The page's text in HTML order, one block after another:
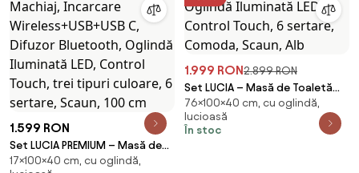
1.599 RON
Set LUCIA PREMIUM – Masă de
Toaletă pentru Machiaj,
17×100×40 cm, cu oglindă,
1.999 RON2.899 RON
Set LUCIA – Masă de Toaletă
pentru Machiaj, cu Oglindă
Iluminată LED, Control Touch, 6
sertare, Comoda, Scaun, Alb
76×100×40 cm, cu oglindă,
lucioasă
În stoc